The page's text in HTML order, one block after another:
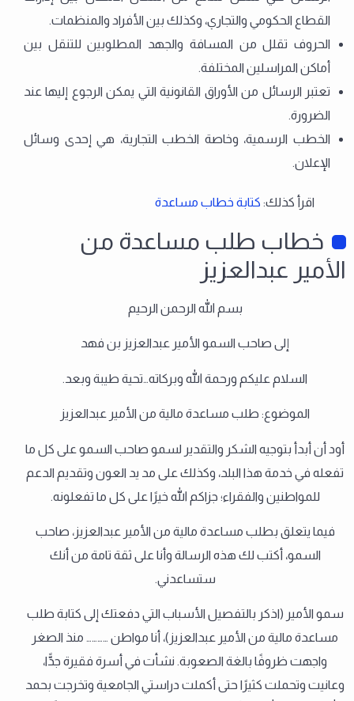
القطاع الحكومي والتجاري، وكذلك بين الأفراد والمنظمات.
الحروف تقلل من المسافة والجهد المطلوبين للتنقل بين
أماكن المراسلين المختلفة.
تعتبر الرسائل من الأوراق القانونية التي يمكن الرجوع إليها عند
الضرورة.
الخطب الرسمية، وخاصة الخطب التجارية، هي إحدى وسائل
الإعلان.
اقرأ كذلك: كتابة خطاب مساعدة
خطاب طلب مساعدة من
الأمير عبدالعزيز
بسم الله الرحمن الرحيم
إلى صاحب السمو الأمير عبدالعزيز بن فهد
السلام عليكم ورحمة الله وبركاته…تحية طيبة وبعد.
الموضوع: طلب مساعدة مالية من الأمير عبدالعزيز
أود أن أبدأ بتوجيه الشكر والتقدير لسمو صاحب السمو على كل ما
تفعله في خدمة هذا البلد، وكذلك على مد يد العون وتقديم الدعم
للمواطنين والفقراء؛ جزاكم الله خيرًا على كل ما تفعلونه.
فيما يتعلق بطلب مساعدة مالية من الأمير عبدالعزيز، صاحب
السمو، أكتب لك هذه الرسالة وأنا على ثقة تامة من أنك
ستساعدني.
سمو الأمير (اذكر بالتفصيل الأسباب التي دفعتك إلى كتابة طلب
مساعدة مالية من الأمير عبدالعزيز)، أنا مواطن ………… منذ الصغر
واجهت ظروفًا بالغة الصعوبة. نشأت في أسرة فقيرة جدًّا،
وعانيت وتحملت كثيرًا حتى أكملت دراستي الجامعية وتخرجت بحمد